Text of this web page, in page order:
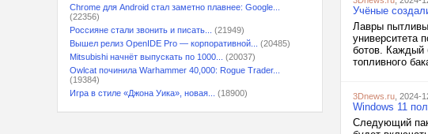
Chrome для Android стал заметно плавнее: Google...
(22356)
Россияне стали звонить и писать...
(21949)
Вышел релиз OpenIDE Pro — корпоративной...
(20485)
Mitsubishi начнёт выпускать по 1000...
(20037)
Owlcat починила Warhammer 40,000: Rogue Trader...
(19384)
Игра в стиле «Джона Уика», новая...
(18900)
Учёные
Лавры
университета
ботов. Каждый
топливного
3Dnews.ru , 2024-
Windows 11
Следующий